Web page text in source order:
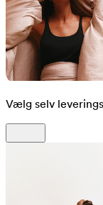
Vælg selv